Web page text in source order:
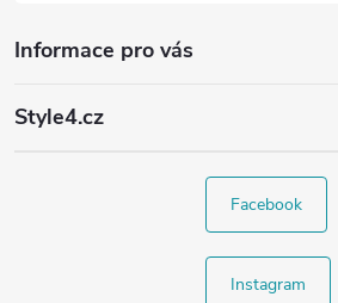
Informace pro vás
Style4.cz
Facebook
Instagram